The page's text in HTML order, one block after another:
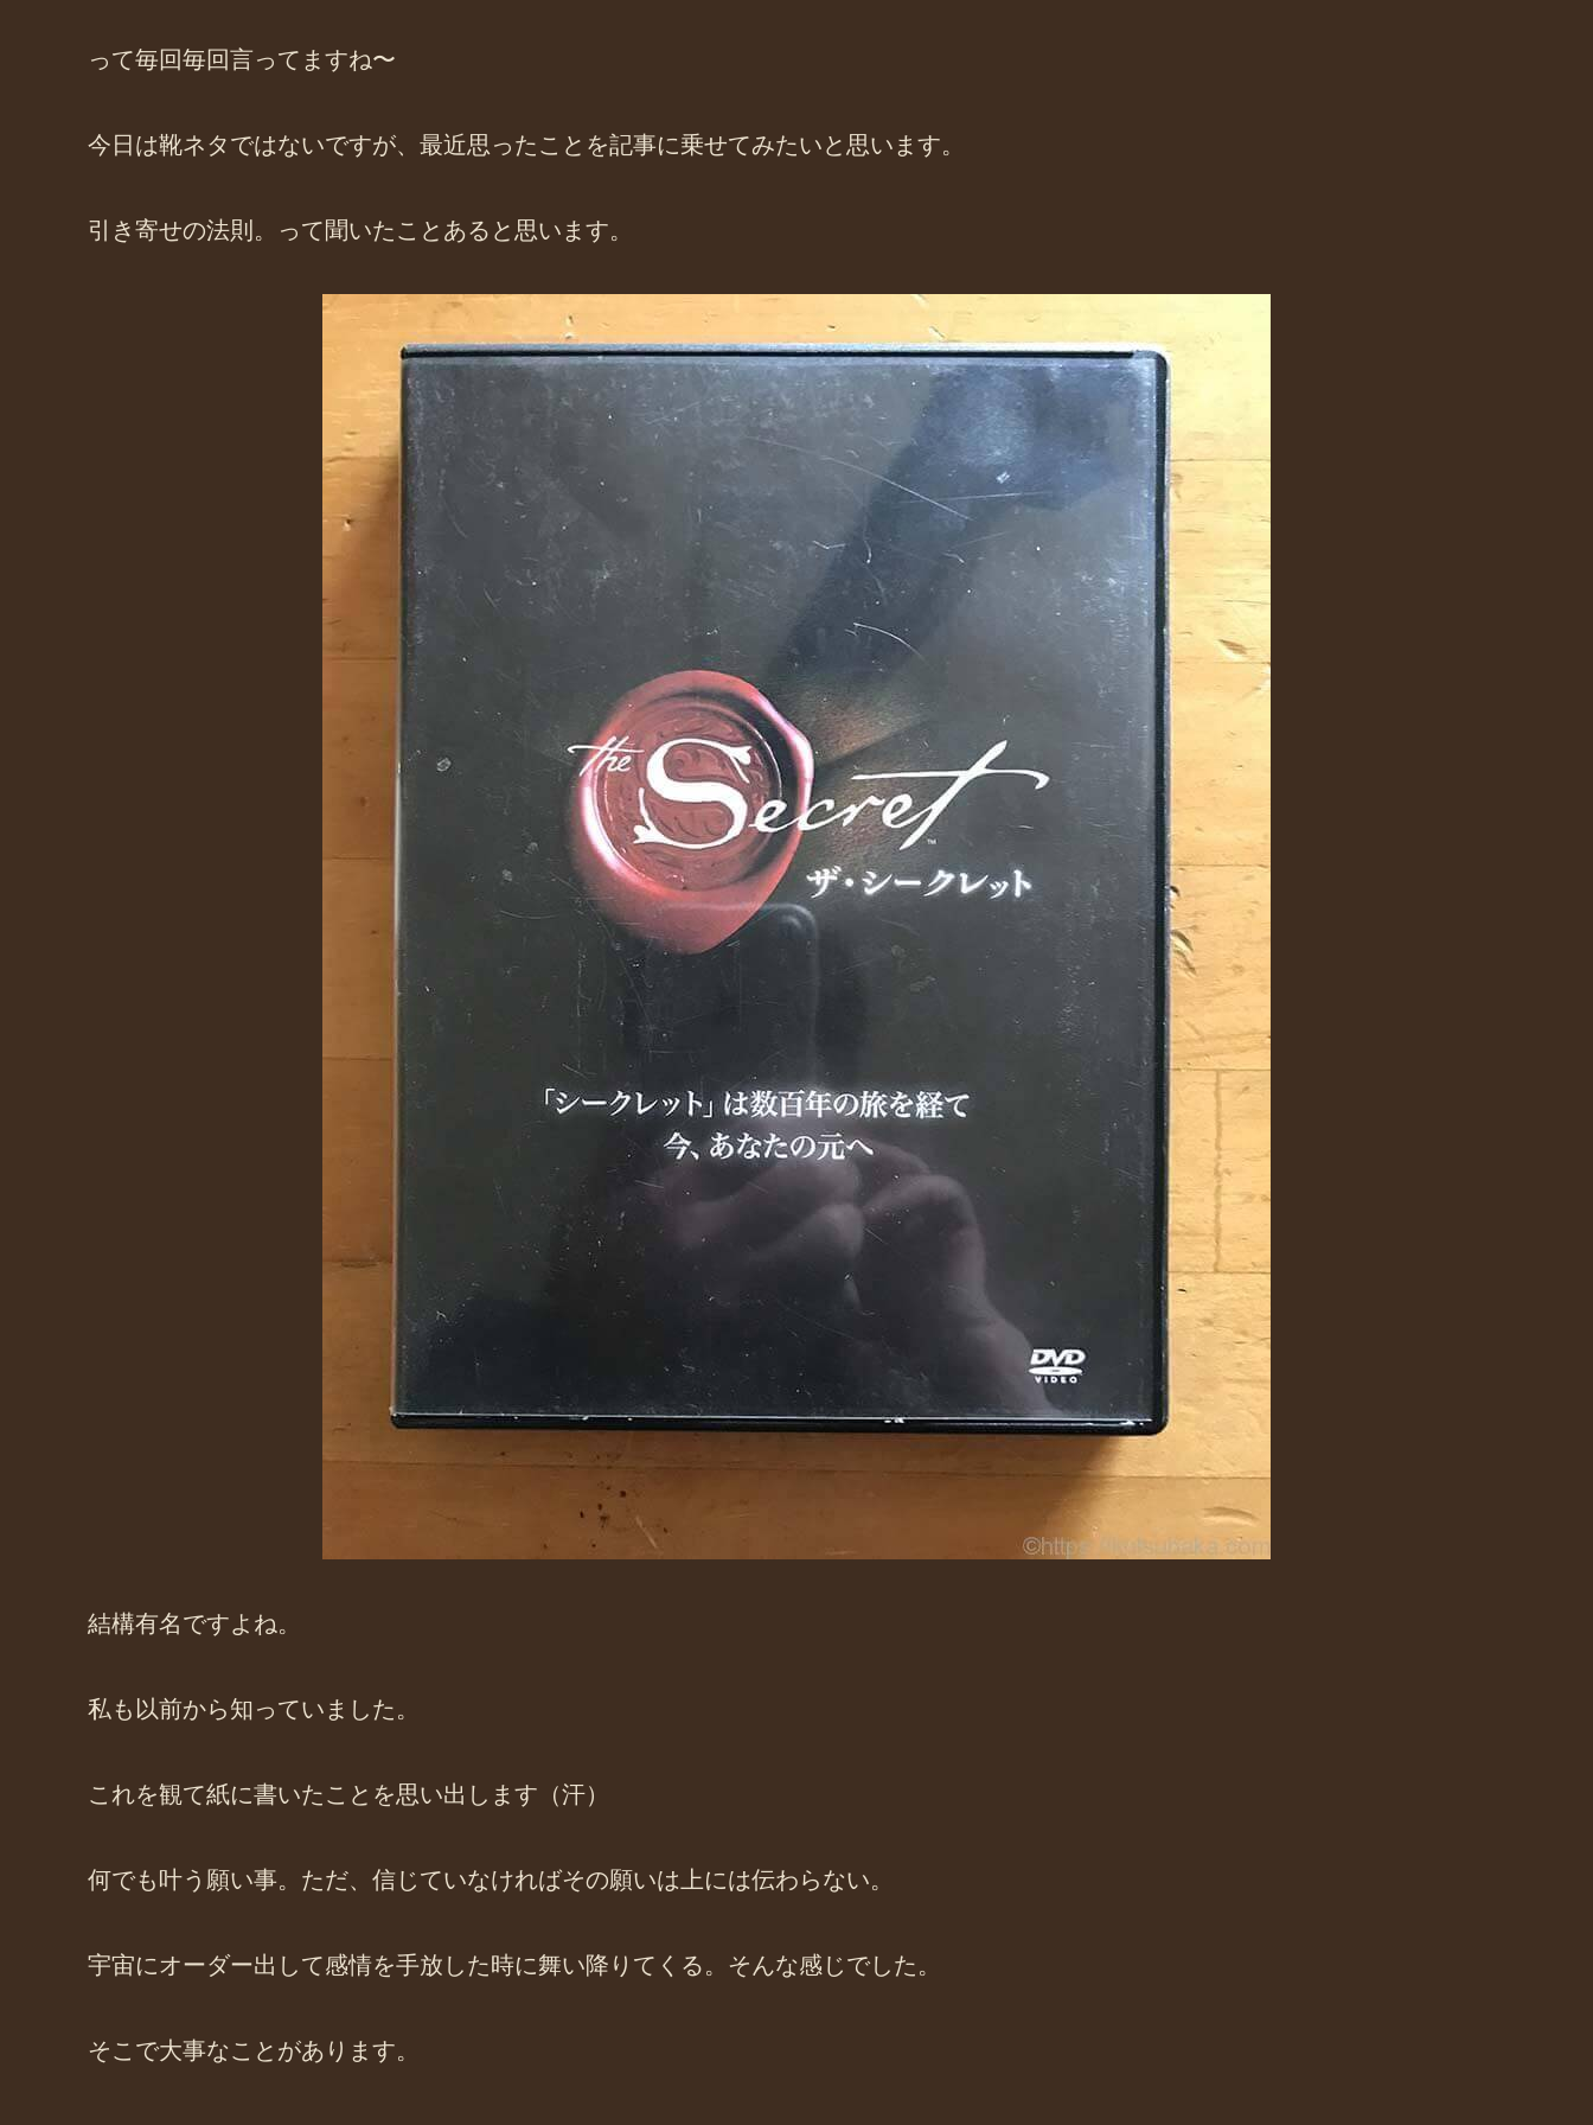
って毎回毎回言ってますね〜
今日は靴ネタではないですが、最近思ったことを記事に乗せてみたいと思います。
引き寄せの法則。って聞いたことあると思います。
結構有名ですよね。
私も以前から知っていました。
これを観て紙に書いたことを思い出します（汗）
何でも叶う願い事。ただ、信じていなければその願いは上には伝わらない。
宇宙にオーダー出して感情を手放した時に舞い降りてくる。そんな感じでした。
そこで大事なことがあります。